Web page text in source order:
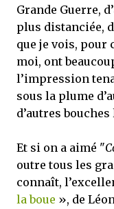
Grande Guerre,
plus distanciée,
que je vois, pour
moi, ont
l’impression
sous la plume
d’autres
Et si on a aimé "
outre tous les
connaît,
la boue », de